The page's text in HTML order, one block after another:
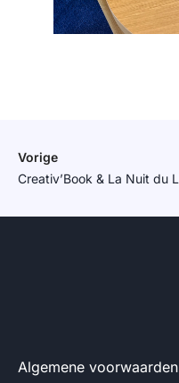
Vorige
Algemene voorwaarden